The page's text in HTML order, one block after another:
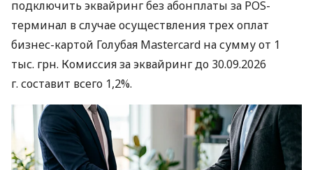
подключить эквайринг без абонплаты за POS-
терминал в случае осуществления трех оплат
бизнес-картой Голубая Mastercard на сумму от 1
тыс. грн. Комиссия за эквайринг до 30.09.2026
г. составит всего 1,2%.